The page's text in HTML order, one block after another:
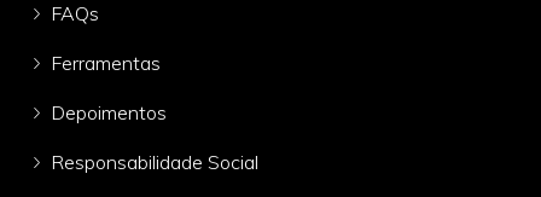
FAQs
Ferramentas
Depoimentos
Responsabilidade Social